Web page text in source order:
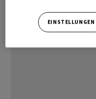
heisse, das
Präsident Wladimir
EINSTELLUNGEN